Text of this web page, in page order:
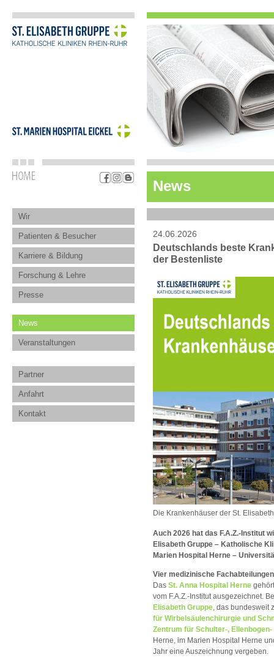
News
Wir
Patienten & Besucher
Karriere & Bildung
Forschung & Lehre
Presse
News
Veranstaltungen
Partner
Anfahrt
Kontakt
24.06.2026
Deutschlands beste
der Bestenliste
Die Krankenhäuser der St.
Auch 2026 hat das F.A.Z.-Institut
Elisabeth Gruppe – Katholische
Marien Hospital Herne –
Vier medizinische
Das St. Anna Hospital Herne
vom F.A.Z.-Institut ausgezeichnet.
Elisabeth Gruppe , das
für Wirbelsäulenchirurgie und
Zentrum für Schulter-,
Herne, im Marien Hospital Herne
Jahr eine Auszeichnung vergeben.